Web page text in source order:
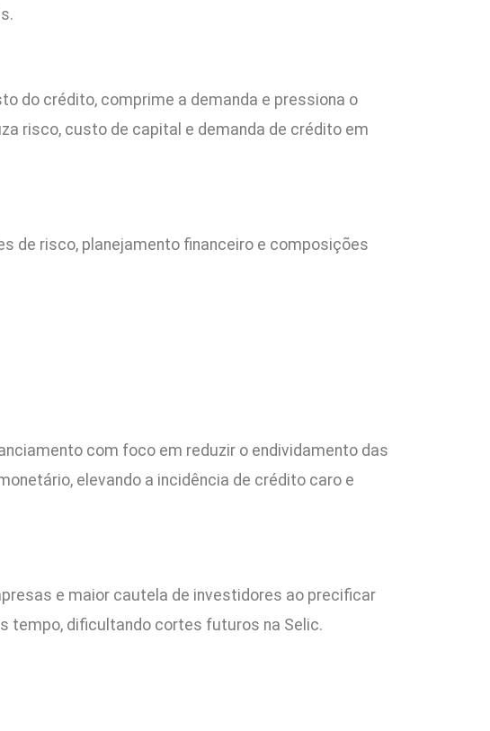
do crédito, comprime a demanda e pressiona o
risco, custo de capital e demanda de crédito em
de risco, planejamento financeiro e composições
com foco em reduzir o endividamento das
elevando a incidência de crédito caro e
e maior cautela de investidores ao precificar
tempo, dificultando cortes futuros na Selic.